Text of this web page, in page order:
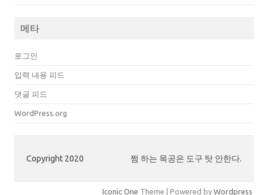
메타
로그인
입력 내용 피드
댓글 피드
WordPress.org
Copyright 2020 쩜 하는 목공은 도구 탓 안한다.
Iconic One Theme | Powered by Wordpress